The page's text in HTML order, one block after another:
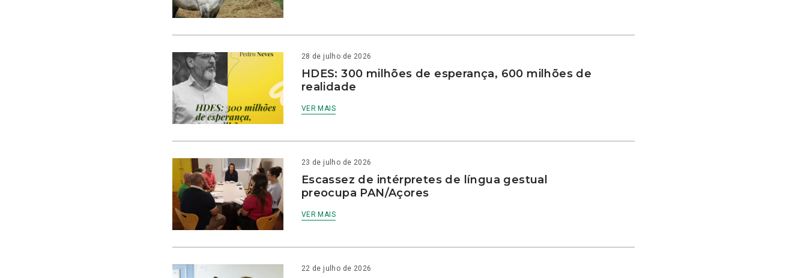
28 de julho de 2026
HDES: 300 milhões de esperança, 600 milhões de
realidade
VER MAIS
23 de julho de 2026
Escassez de intérpretes de língua gestual
preocupa PAN/Açores
VER MAIS
22 de julho de 2026